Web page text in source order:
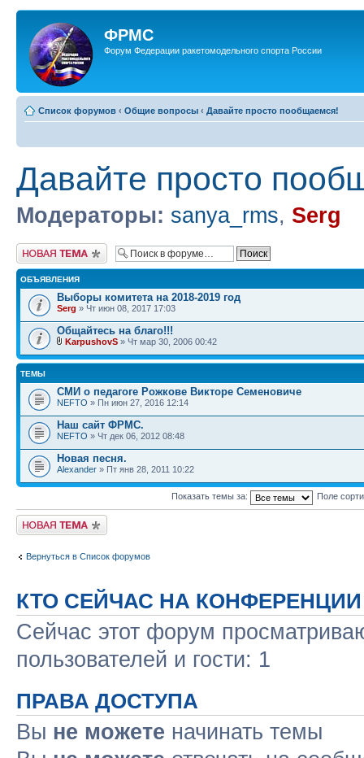
ФРМС
Форум Федерации ракетомодельного спорта России
Список форумов ‹ Общие вопросы ‹ Давайте просто пообщаемся!
Давайте просто
Модераторы: sanya_rms, Serg
Новая тема
ОБЪЯВЛЕНИЯ
Выборы комитета на 2018-2019 год
Serg » Чт июн 08, 2017 17:03
Общайтесь на благо!!!
KarpushovS » Чт мар 30, 2006 00:42
ТЕМЫ
СМИ о педагоге Рожкове Викторе Семеновиче
NEFTO » Пн июн 27, 2016 12:14
Наш сайт ФРМС.
NEFTO » Чт дек 06, 2012 08:48
Новая песня.
Alexander » Пт янв 28, 2011 10:22
Показать темы за: Поле
Новая тема
Вернуться в Список форумов
КТО СЕЙЧАС НА КОНФЕРЕНЦИИ
Сейчас этот форум
пользователей и гости: 1
ПРАВА ДОСТУПА
Вы не можете начинать темы